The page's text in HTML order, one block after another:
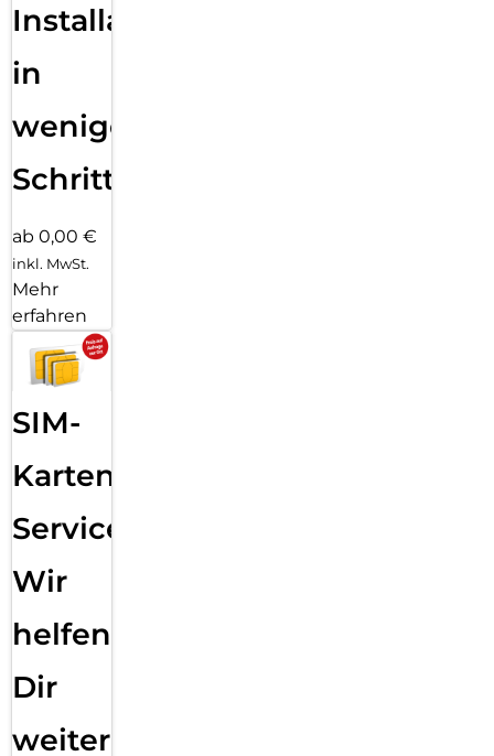
Installation
in
wenigen
Schritten
ab 0,00 €
inkl. MwSt.
Mehr
erfahren
SIM-
Karten
Service:
Wir
helfen
Dir
weiter